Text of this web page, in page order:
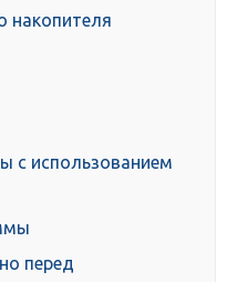
накопителя
с использованием
перед